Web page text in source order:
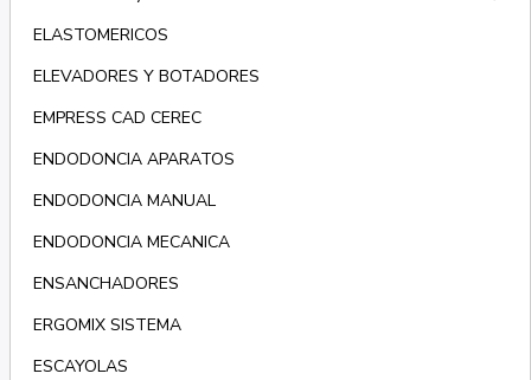
ELASTOMERICOS
ELEVADORES Y BOTADORES
EMPRESS CAD CEREC
ENDODONCIA APARATOS
ENDODONCIA MANUAL
ENDODONCIA MECANICA
ENSANCHADORES
ERGOMIX SISTEMA
ESCAYOLAS